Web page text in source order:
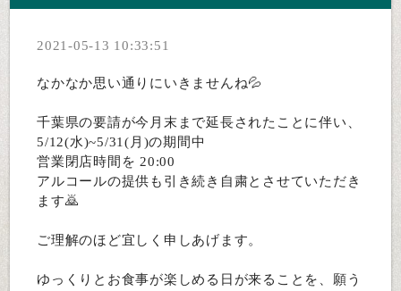
2021-05-13 10:33:51
なかなか思い通りにいきませんね💦
千葉県の要請が今月末まで延長されたことに伴い、
5/12(水)~5/31(月)の期間中
営業閉店時間を 20:00
アルコールの提供も引き続き自粛とさせていただき
ます🙇
ご理解のほど宜しく申しあげます。
ゆっくりとお食事が楽しめる日が来ることを、願う